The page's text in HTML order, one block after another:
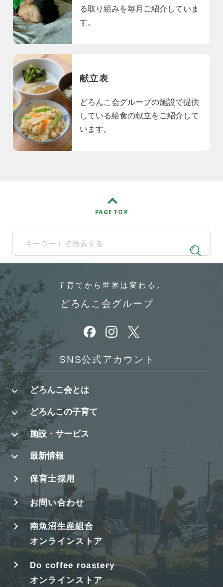
る取り組みを毎月ご紹介していま
す。
献立表
どろんこ会グループの施設で提供
している給食の献立をご紹介して
います。
PAGE TOP
When autocomplete results are available use up and down
子育てから 世界は変わる。
どろんこ会グループ
別ウィンドウで開きます
別ウィンドウで開きます
別ウィンドウで開きます
SNS公式アカウント
どろんこ会とは
どろんこの子育て
施設・サービス
最新情報
保育士採用
お問い合わせ
南魚沼生産組合
オンラインストア
Do coffee roastery
オンラインストア